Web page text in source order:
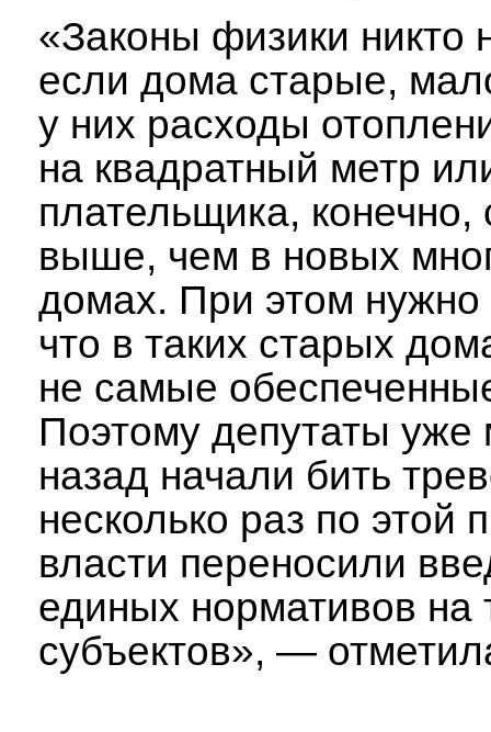
«Законы физики никто
если дома старые,
у них расходы
на квадратный метр
плательщика, конечно,
выше, чем в новых
домах. При этом нужно
что в таких старых
не самые
Поэтому депутаты уже
назад начали бить
несколько раз по этой
власти переносили
единых нормативов на
субъектов», —